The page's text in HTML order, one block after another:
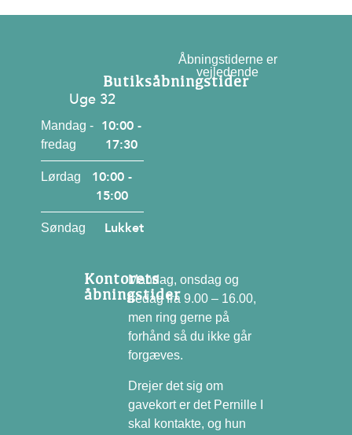
Butiksåbningstider
Uge 32
Mandag -
fredag
10:00 -
17:30
Lørdag
10:00 -
15:00
Søndag Lukket
Åbningstiderne er
vejledende
Kontorets
åbningstider
Mandag, onsdag og
fredag fra 9.00 – 16.00,
men ring gerne på
forhånd så du ikke går
forgæves.
Drejer det sig om
gavekort er det Pernille I
skal kontakte, og hun